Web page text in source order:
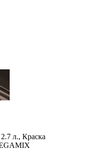
л., Краска